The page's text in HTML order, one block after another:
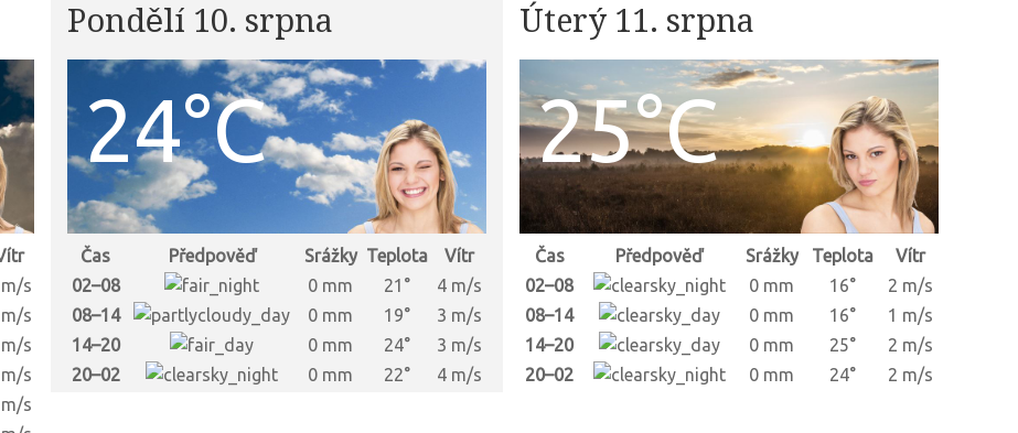
s
s
s
s
s
Pondělí 10. srpna
24°C
Čas Předpověď Srážky Teplota
Vítr
02–08
0 mm 21°
4 m/s
08–14
0 mm 19°
3 m/s
14–20
0 mm 24°
3 m/s
20–02
0 mm 22° 4 m/s
Úterý 11. srpna
25°C
Čas Předpověď Srážky Teplota
Vítr
02–08
0 mm 16°
2 m/s
08–14
0 mm 16°
1 m/s
14–20
0 mm 25°
2 m/s
20–02
0 mm 24° 2 m/s